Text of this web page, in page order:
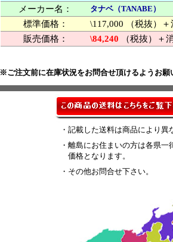
メーカー名：
タナベ（TANABE）
標準価格：
\117,000 （税抜）＋
販売価格：
\84,240 （税抜）＋
※ご注文前に在庫状況をお問合せ頂けるようお願
・記載した送料は商品により異
・離島にお住まいの方は各県一
価格となります。
・その他お問合せ下さい。